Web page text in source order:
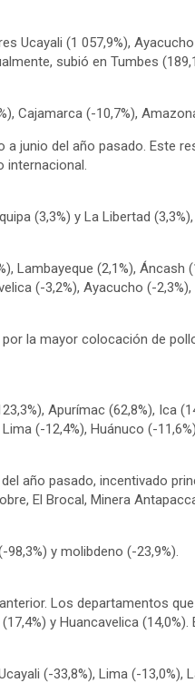
(1 057,9%), Ayacucho
subió en Tumbes
Cajamarca (-10,7%),
junio del año pasado. Este
internacional.
(3,3%) y La Libertad
Lambayeque (2,1%), Áncash
(-3,2%), Ayacucho (-
la mayor colocación de
Apurímac (62,8%), Ica
(-12,4%), Huánuco (-
año pasado, incentivado
El Brocal, Minera
y molibdeno (-23,9%).
Los departamentos
y Huancavelica
(-33,8%), Lima (-13,0%),